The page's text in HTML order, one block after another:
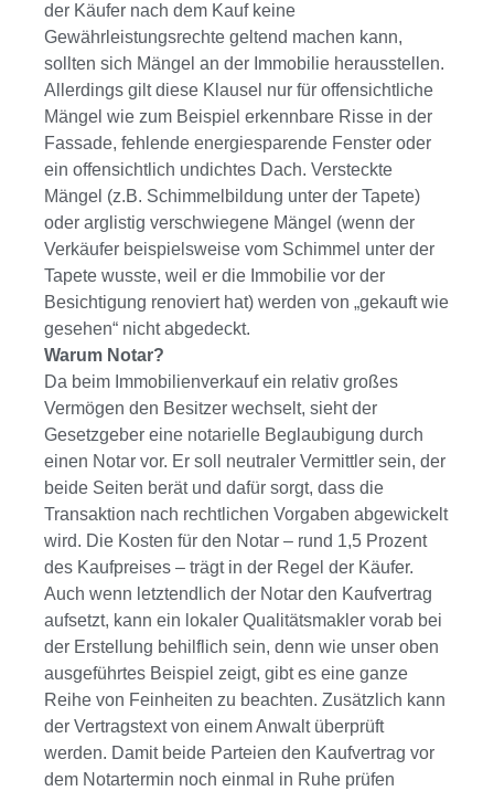
der Käufer nach dem Kauf keine
Gewährleistungsrechte geltend machen kann,
sollten sich Mängel an der Immobilie herausstellen.
Allerdings gilt diese Klausel nur für offensichtliche
Mängel wie zum Beispiel erkennbare Risse in der
Fassade, fehlende energiesparende Fenster oder
ein offensichtlich undichtes Dach. Versteckte
Mängel (z.B. Schimmelbildung unter der Tapete)
oder arglistig verschwiegene Mängel (wenn der
Verkäufer beispielsweise vom Schimmel unter der
Tapete wusste, weil er die Immobilie vor der
Besichtigung renoviert hat) werden von „gekauft wie
gesehen“ nicht abgedeckt.
Warum Notar?
Da beim Immobilienverkauf ein relativ großes
Vermögen den Besitzer wechselt, sieht der
Gesetzgeber eine notarielle Beglaubigung durch
einen Notar vor. Er soll neutraler Vermittler sein, der
beide Seiten berät und dafür sorgt, dass die
Transaktion nach rechtlichen Vorgaben abgewickelt
wird. Die Kosten für den Notar – rund 1,5 Prozent
des Kaufpreises – trägt in der Regel der Käufer.
Auch wenn letztendlich der Notar den Kaufvertrag
aufsetzt, kann ein lokaler Qualitätsmakler vorab bei
der Erstellung behilflich sein, denn wie unser oben
ausgeführtes Beispiel zeigt, gibt es eine ganze
Reihe von Feinheiten zu beachten. Zusätzlich kann
der Vertragstext von einem Anwalt überprüft
werden. Damit beide Parteien den Kaufvertrag vor
dem Notartermin noch einmal in Ruhe prüfen